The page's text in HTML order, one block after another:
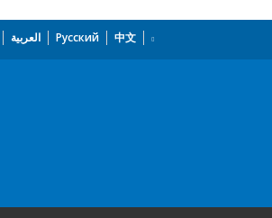
العربية Русский 中文